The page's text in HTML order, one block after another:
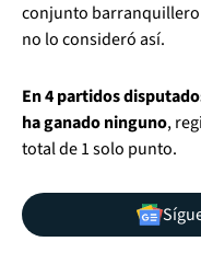
conjunto
no lo consideró así.
En 4 partidos
ha ganado ninguno,
total de 1 solo punto.